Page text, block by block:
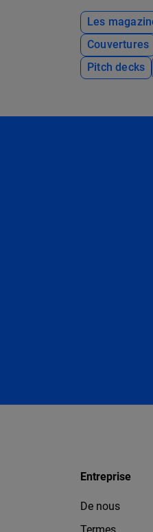
Les
Couvertures
Pitch decks
Entreprise
De nous